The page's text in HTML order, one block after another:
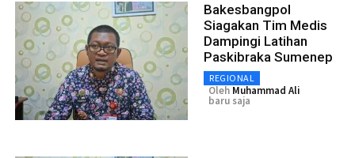
Bakesbangpol
Siagakan Tim Medis
Dampingi Latihan
Paskibraka Sumenep
REGIONAL
Oleh Muhammad Ali
baru saja